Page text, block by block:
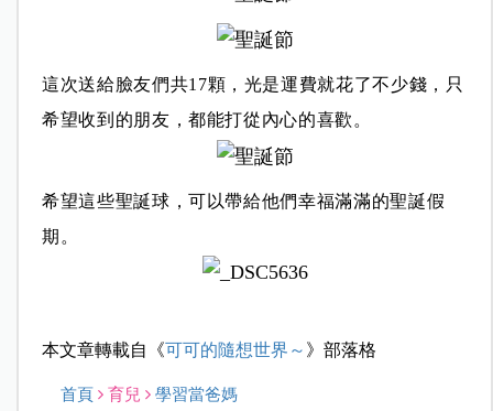
這次送給臉友們共17顆，光是運費就花了不少錢，只
希望收到的朋友，都能打從內心的喜歡。
希望這些聖誕球，可以帶給他們幸福滿滿的聖誕假
期。
本文章轉載自《可可的隨想世界～ 》部落格
首頁 育兒 學習當爸媽